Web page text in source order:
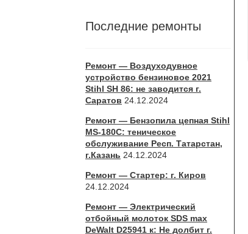
Последние ремонты
Ремонт — Воздуходувное
устройство бензиновое 2021
Stihl SH 86: не заводится г.
Саратов 24.12.2024
Ремонт — Бензопила цепная Stihl
MS-180С: теническое
обслуживание Респ. Татарстан,
г.Казань 24.12.2024
Ремонт — Стартер: г. Киров
24.12.2024
Ремонт — Электрический
отбойный молоток SDS max
DeWalt D25941 к: Не долбит г.